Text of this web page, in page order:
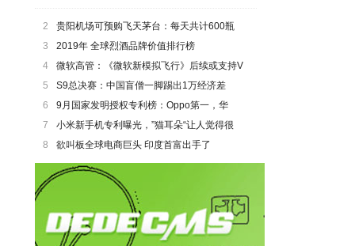
2
贵阳机场可预购飞天茅台：每天共计600瓶
3
2019年 全球烈酒品牌价值排行榜
4
微软高管：《微软新模拟飞行》后续或支持V
5
S9总决赛：中国盲僧一脚踢出1万经济差
6
9月国家发明授权专利榜：Oppo第一，华
7
小米新手机专利曝光，”猫耳朵“让人觉得很
8
欲叫板全球电商巨头 印度首富出手了